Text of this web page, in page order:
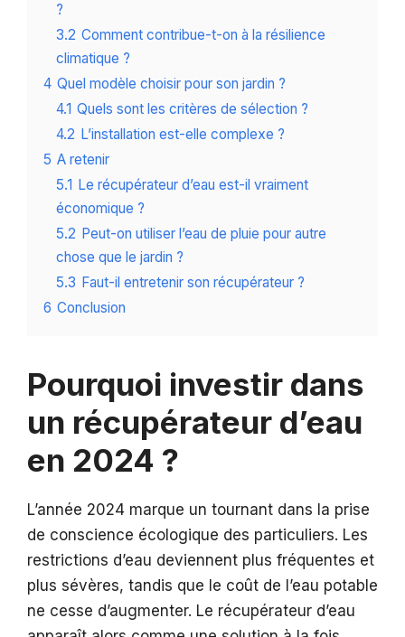
?
3.2 Comment contribue-t-on à la résilience
climatique ?
4 Quel modèle choisir pour son jardin ?
4.1 Quels sont les critères de sélection ?
4.2 L’installation est-elle complexe ?
5 A retenir
5.1 Le récupérateur d’eau est-il vraiment
économique ?
5.2 Peut-on utiliser l’eau de pluie pour autre
chose que le jardin ?
5.3 Faut-il entretenir son récupérateur ?
6 Conclusion
Pourquoi investir dans
un récupérateur d’eau
en 2024 ?
L’année 2024 marque un tournant dans la prise
de conscience écologique des particuliers. Les
restrictions d’eau deviennent plus fréquentes et
plus sévères, tandis que le coût de l’eau potable
ne cesse d’augmenter. Le récupérateur d’eau